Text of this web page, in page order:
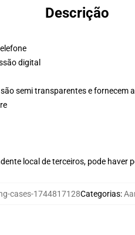
Descrição
digital
semi transparentes e fornecem
local de terceiros, pode haver
cases-1744817128Categorias: